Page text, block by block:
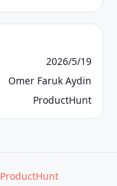
2026/5/19
Omer Faruk Aydin
ProductHunt
ProductHunt